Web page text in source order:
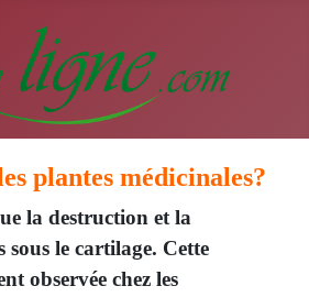
plantes médicinales?
la destruction et la
le cartilage. Cette
observée chez les